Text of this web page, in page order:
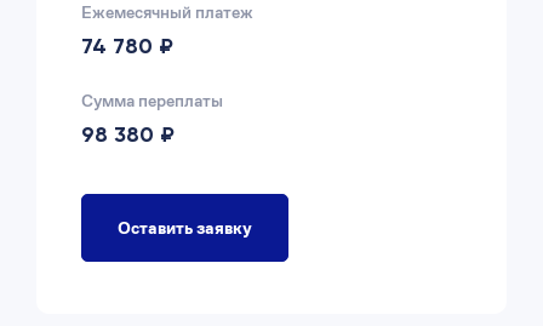
Ежемесячный платеж
74 780 ₽
Сумма переплаты
98 380 ₽
Оставить заявку